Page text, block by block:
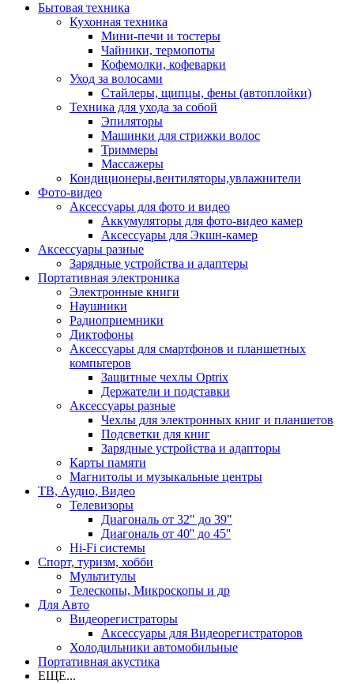
Бытовая техника
Кухонная техника
Мини-печи и тостеры
Чайники, термопоты
Кофемолки, кофеварки
Уход за волосами
Стайлеры, щипцы, фены (автоплойки)
Техника для ухода за собой
Эпиляторы
Машинки для стрижки волос
Триммеры
Массажеры
Кондиционеры,вентиляторы,увлажнители
Фото-видео
Аксессуары для фото и видео
Аккумуляторы для фото-видео камер
Аксессуары для Экшн-камер
Аксессуары разные
Зарядные устройства и адаптеры
Портативная электроника
Электронные книги
Наушники
Радиоприемники
Диктофоны
Аксессуары для смартфонов и планшетных
компьтеров
Защитные чехлы Optrix
Держатели и подставки
Аксессуары разные
Чехлы для электронных книг и планшетов
Подсветки для книг
Зарядные устройства и адапторы
Карты памяти
Магнитолы и музыкальные центры
ТВ, Аудио, Видео
Телевизоры
Диагональ от 32" до 39"
Диагональ от 40'' до 45''
Hi-Fi системы
Спорт, туризм, хобби
Мультитулы
Телескопы, Микроскопы и др
Для Авто
Видеорегистраторы
Аксессуары для Видеорегистраторов
Холодильники автомобильные
Портативная акустика
ЕЩЕ...